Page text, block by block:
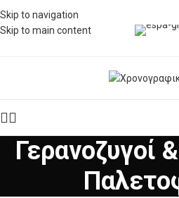
Skip to navigation
Skip to main content
Γερανοζυγοί